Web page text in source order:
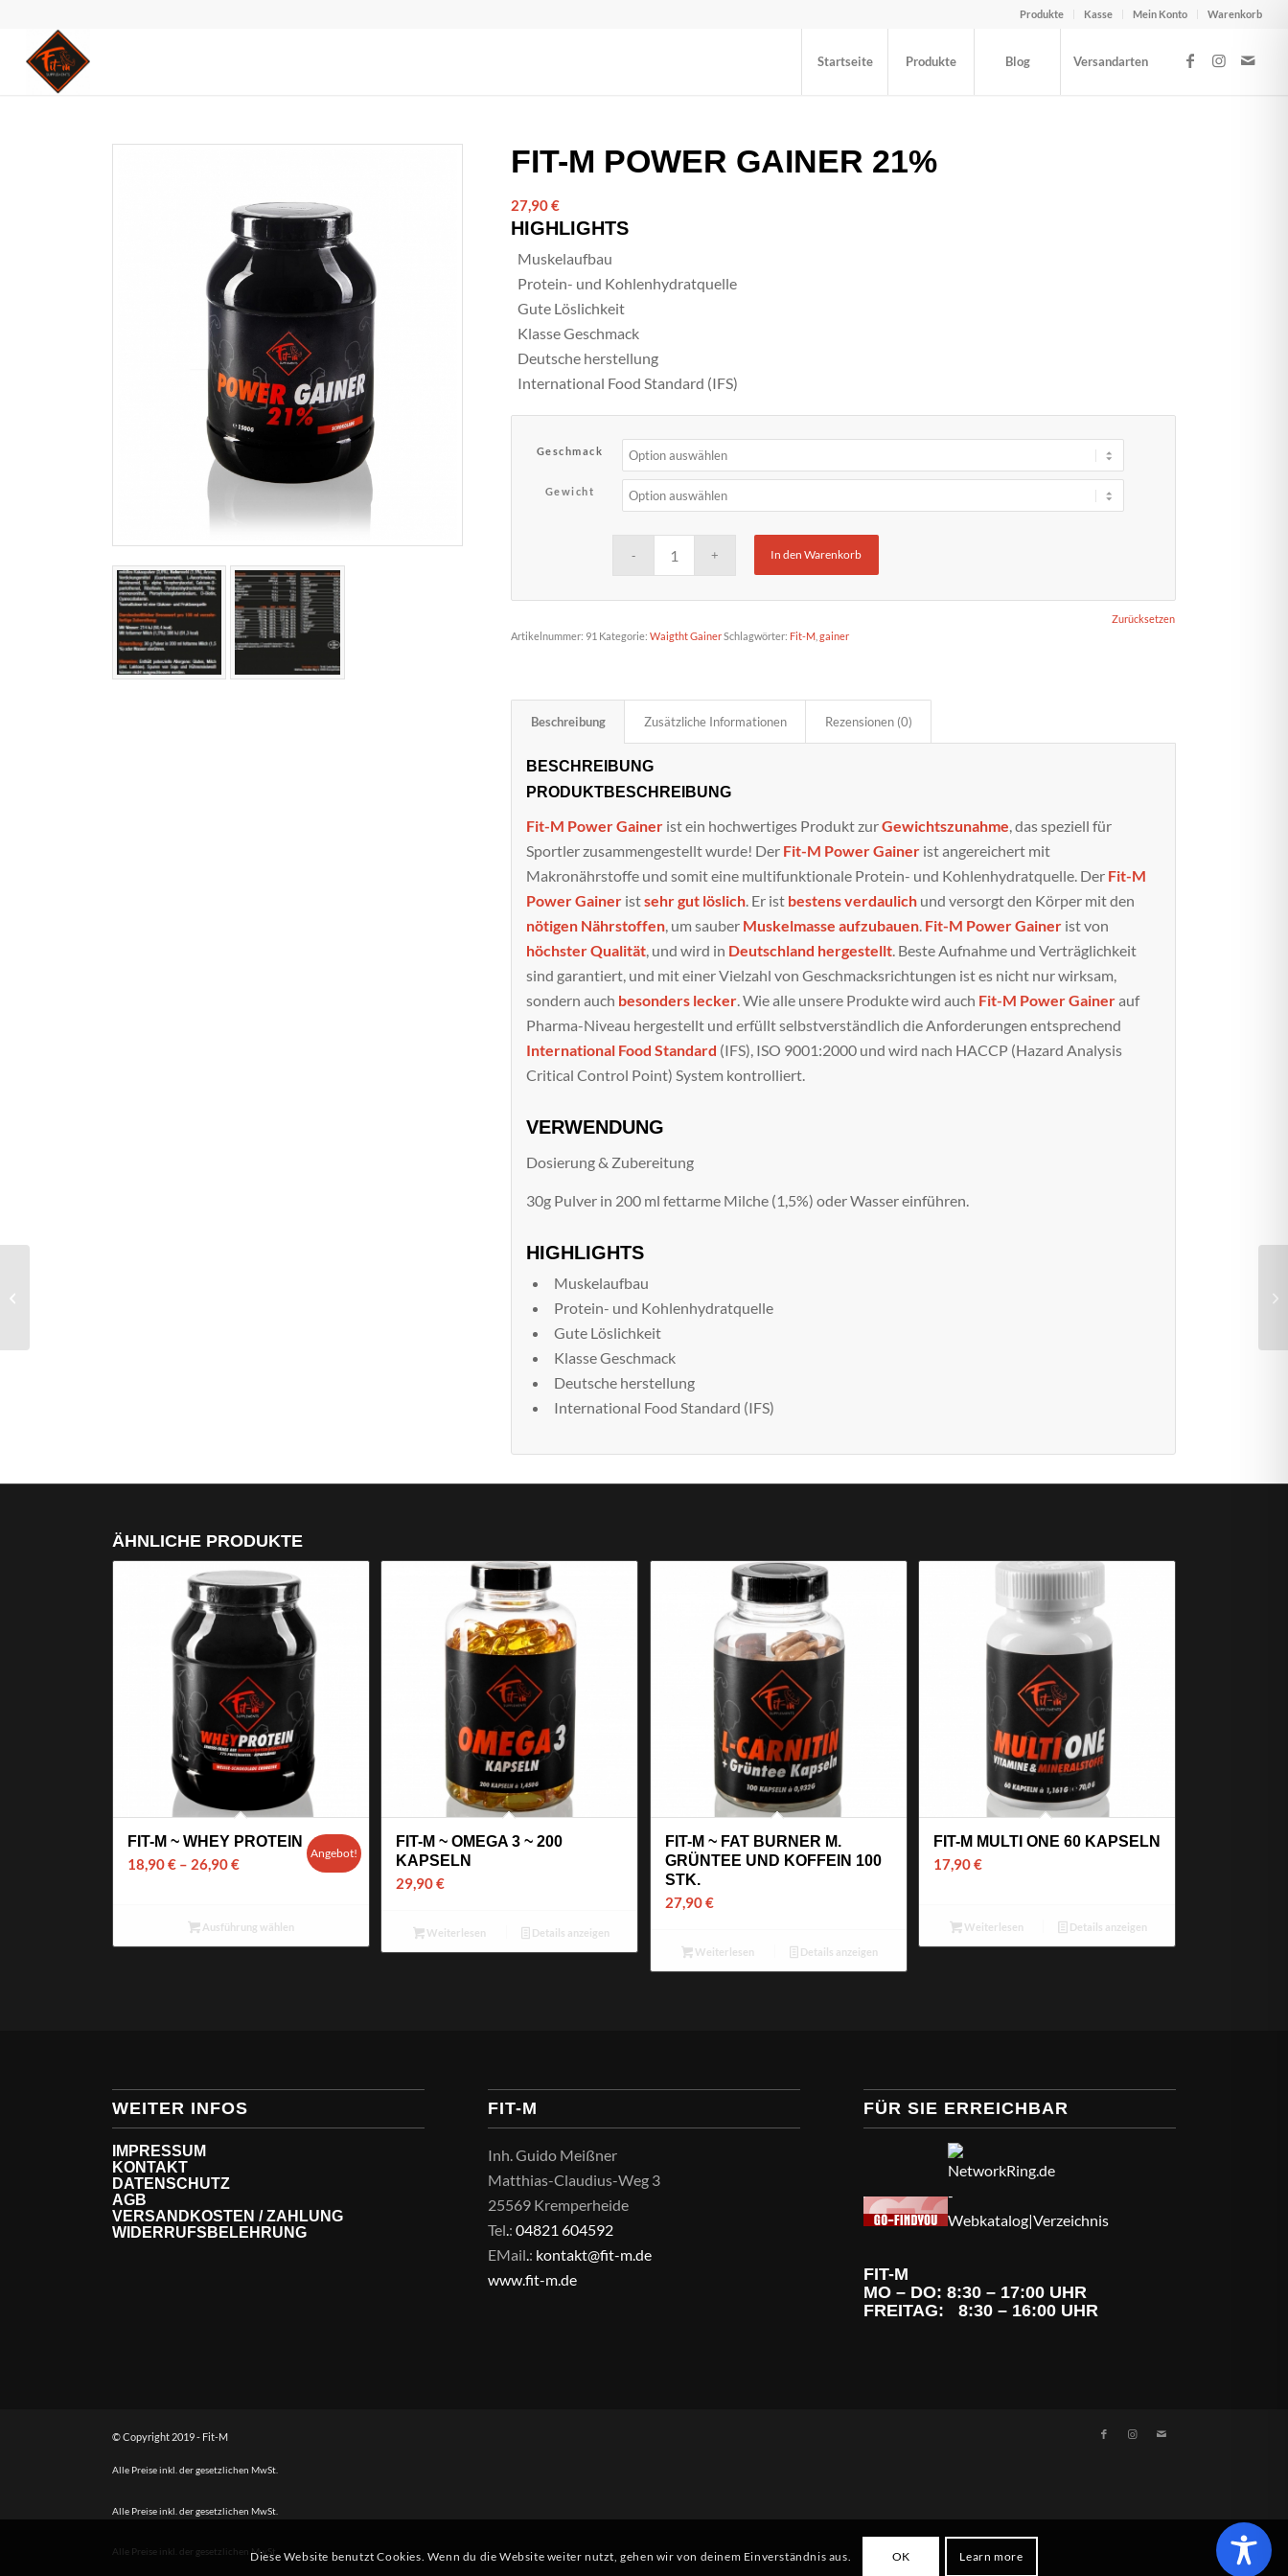
Produkte Kasse Mein Konto Warenkorb
Startseite Produkte Blog Versandarten
FIT-M POWER GAINER 21%
27,90€
HIGHLIGHTS
Muskelaufbau
Protein- und Kohlenhydratquelle
Gute Löslichkeit
Klasse Geschmack
Deutsche herstellung
International Food Standard (IFS)
Geschmack
Gewicht
Zurücksetzen
In den Warenkorb
Artikelnummer: 91 Kategorie:Waigtht GainerSchlagwörter: Fit-M ,gainer
Beschreibung Zusätzliche Informationen Rezensionen (0)
BESCHREIBUNG
PRODUKTBESCHREIBUNG
Fit-M Power Gainer ist ein hochwertiges Produkt zurGewichtszunahme , das speziell für
Sportler zusammengestellt wurde! Der Fit-M Power Gainer ist angereichert mit
Makronährstoffe und somit eine multifunktionale Protein- und Kohlenhydratquelle. Der Fit-M
Power Gainer istsehr gut löslich . Er ist bestens verdaulich und versorgt den Körper mit den
nötigen Nährstoffen , um sauber Muskelmasse aufzubauen Fit-M Power Gainer ist von
höchster Qualität , und wird in Deutschland hergestellt . Beste Aufnahme und Verträglichkeit
sind garantiert, und mit einer Vielzahl von Geschmacksrichtungen ist es nicht nur wirksam,
sondern auch besonders lecker . Wie alle unsere Produkte wird auch Fit-M Power Gainerauf
Pharma-Niveau hergestellt und erfüllt selbstverständlich die Anforderungen entsprechend
International Food Standard (IFS), ISO 9001:2000 und wird nach HACCP (Hazard Analysis
Critical Control Point) System kontrolliert.
VERWENDUNG
Dosierung & Zubereitung
30g Pulver in 200 ml fettarme Milche (1,5%) oder Wasser einführen.
HIGHLIGHTS
Muskelaufbau
Protein- und Kohlenhydratquelle
Gute Löslichkeit
Klasse Geschmack
Deutsche herstellung
International Food Standard (IFS)
ÄHNLICHE PRODUKTE
FIT-M ~ WHEY PROTEIN
18,90€ – 26,90€
Angebot!
Ausführung wählen
FIT-M ~ OMEGA 3 ~ 200
KAPSELN
29,90€
Weiterlesen Details anzeigen
FIT-M ~ FAT BURNER M.
GRÜNTEE UND KOFFEIN 100
STK.
27,90€
Weiterlesen Details anzeigen
FIT-M MULTI ONE 60 KAPSELN
17,90€
Weiterlesen Details anzeigen
WEITER INFOS
IMPRESSUM
KONTAKT
DATENSCHUTZ
AGB
VERSANDKOSTEN / ZAHLUNG
WIDERRUFSBELEHRUNG
FIT-M
Inh. Guido Meißner
Matthias-Claudius-Weg 3
25569 Kremperheide
Tel.:04821 604592
EMail.: kontakt@fit-m.de
www.fit-m.de
FÜR SIE ERREICHBAR
FIT-M
MO – DO: 8:30 – 17:00 UHR
FREITAG: 8:30 – 16:00 UHR
© Copyright 2019 - Fit-M
Alle Preise inkl. der gesetzlichen MwSt.
Alle Preise inkl. der gesetzlichen MwSt.
Alle Preise inkl. der gesetzlichen MwSt.Diese Website benutzt Cookies. Wenn du die Website weiter nutzt, gehen wir von deinem Einverständnis aus. OK Learn more